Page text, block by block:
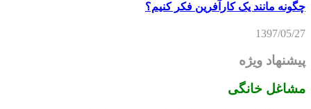
چگونه مانند یک کارآفرین فکر کنیم؟
1397/05/27
پیشنهاد ویژه
مشاغل خانگی